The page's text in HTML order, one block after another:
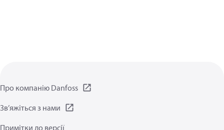
Про компанію Danfoss
Зв’яжіться з нами
Примітки до версії